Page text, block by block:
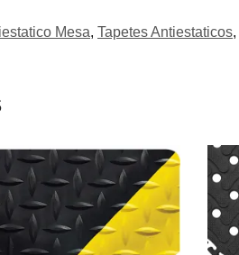
Mesa, Tapetes Antiestaticos,